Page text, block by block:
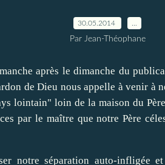
30.05.2014
Par Jean-Théophane
après le dimanche du
de Dieu nous appelle à venir à
lointain" loin de la maison du Père
par le maître que notre Père
notre séparation auto-infligée